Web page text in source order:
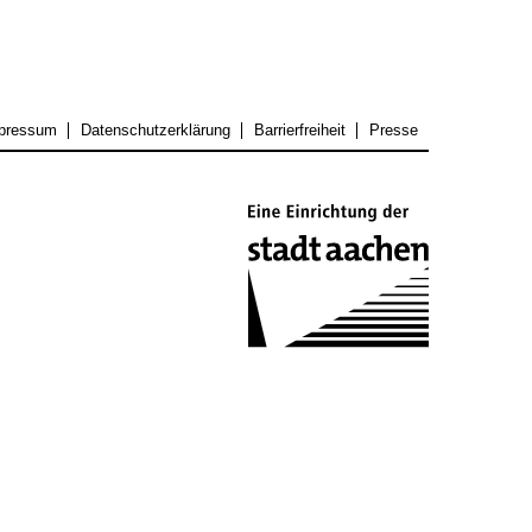
Datenschutzerklärung Barrierfreiheit Presse